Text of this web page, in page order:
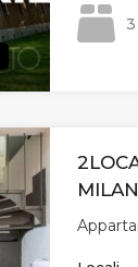
3